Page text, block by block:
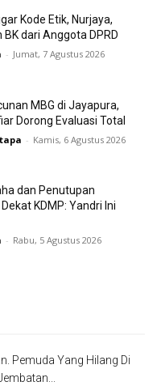
Kode Etik, Nurjaya,
BK dari Anggota DPRD
- Jumat, 7 Agustus 2026
MBG di Jayapura,
Dorong Evaluasi Total
- Kamis, 6 Agustus 2026
dan Penutupan
KDMP: Yandri Ini
- Rabu, 5 Agustus 2026
Pemuda Yang Hilang Di